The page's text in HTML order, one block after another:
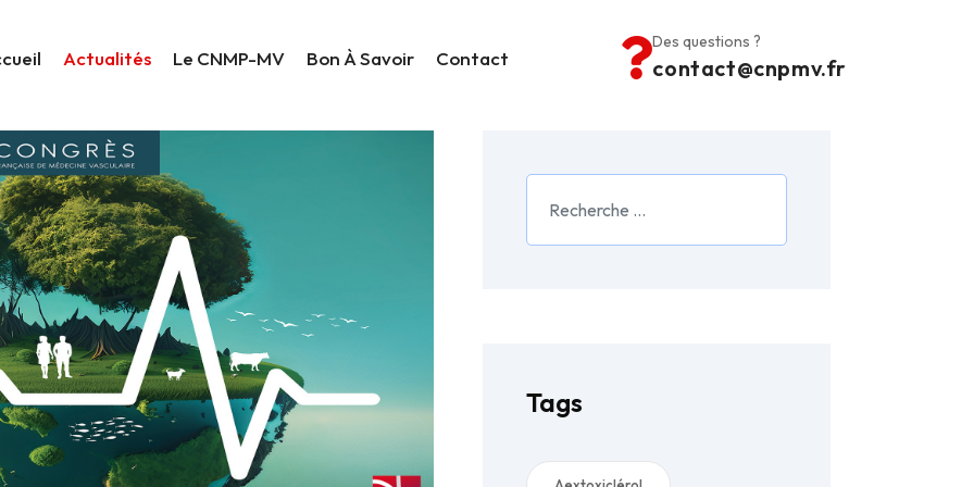
Actualités Le CNMP-MV Bon À Savoir Contact
Des questions ?
contact@cnpmv.fr
Tags